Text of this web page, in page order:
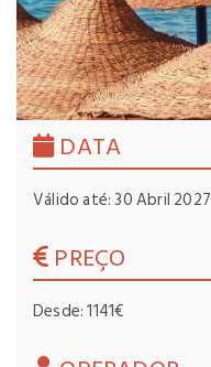
DATA
Válido até: 30 Abril 2027
PREÇO
Desde: 1141€